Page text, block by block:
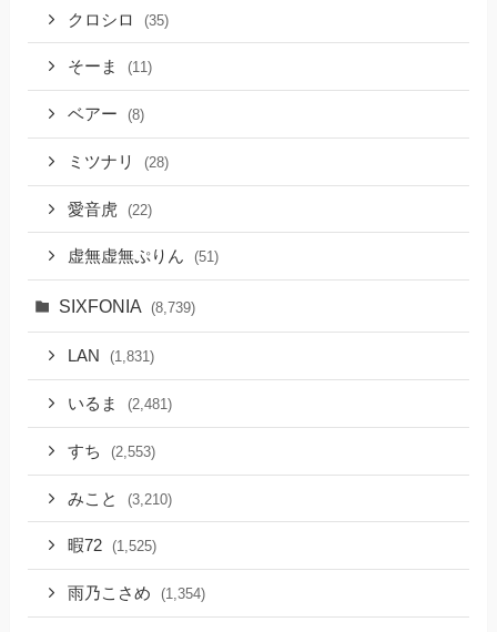
クロシロ (35)
そーま (11)
ベアー (8)
ミツナリ (28)
愛音虎 (22)
虚無虚無ぷりん (51)
SIXFONIA (8,739)
LAN (1,831)
いるま (2,481)
すち (2,553)
みこと (3,210)
暇72 (1,525)
雨乃こさめ (1,354)